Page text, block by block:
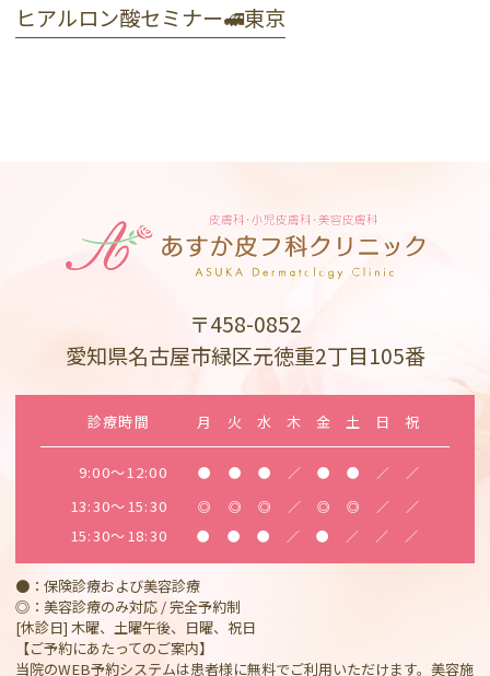
ヒアルロン酸セミナー🚅東京
〒458-0852
愛知県名古屋市緑区元徳重2丁目105番
診療時間 月 火 水 木 金 土 日 祝
9:00～12:00 ● ● ● ／ ● ● ／ ／
13:30～15:30 ◎ ◎ ◎ ／ ◎ ◎ ／ ／
15:30～18:30 ● ● ● ／ ● ／ ／ ／
●：保険診療および美容診療
◎：美容診療のみ対応 / 完全予約制
[休診日] 木曜、土曜午後、日曜、祝日
【ご予約にあたってのご案内】
当院のWEB予約システムは患者様に無料でご利用いただけます。美容施